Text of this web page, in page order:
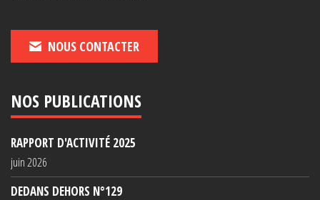
NOUS CONTACTER
NOS PUBLICATIONS
RAPPORT D'ACTIVITÉ 2025
juin 2026
DEDANS DEHORS N°129